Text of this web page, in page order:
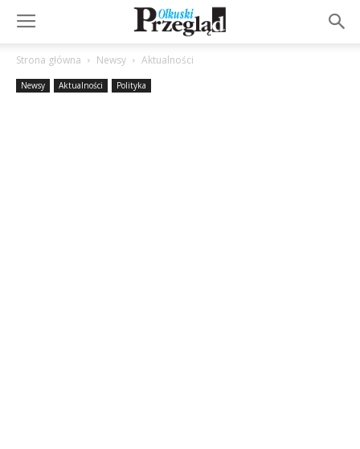
Strona główna Newsy Aktualności
Newsy Aktualności Polityka